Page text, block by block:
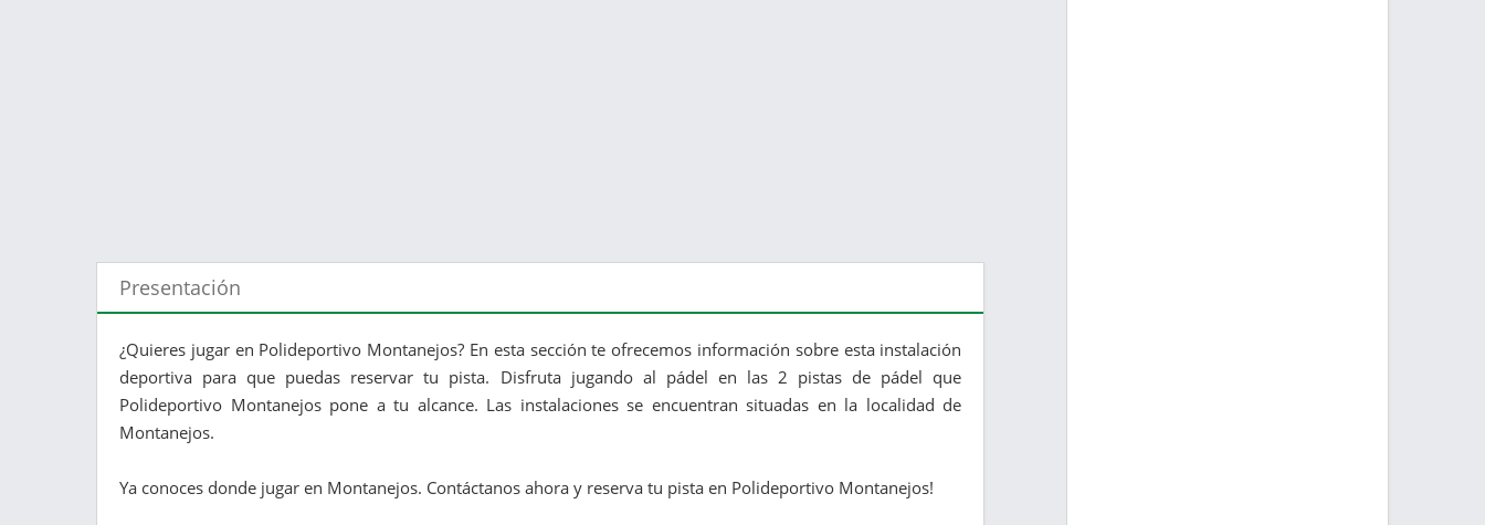
Presentación
¿Quieres jugar en Polideportivo Montanejos? En esta sección te ofrecemos información sobre esta instalación
deportiva para que puedas reservar tu pista. Disfruta jugando al pádel en las 2 pistas de pádel que
Polideportivo Montanejos pone a tu alcance. Las instalaciones se encuentran situadas en la localidad de
Montanejos.
Ya conoces donde jugar en Montanejos. Contáctanos ahora y reserva tu pista en Polideportivo Montanejos!